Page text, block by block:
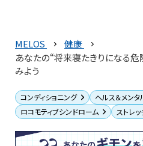
MELOS
健康
あなたの“将来寝たきりになる危
みよう
コンディショニング ヘルス＆メンタ
ロコモティブシンドローム
ストレッ